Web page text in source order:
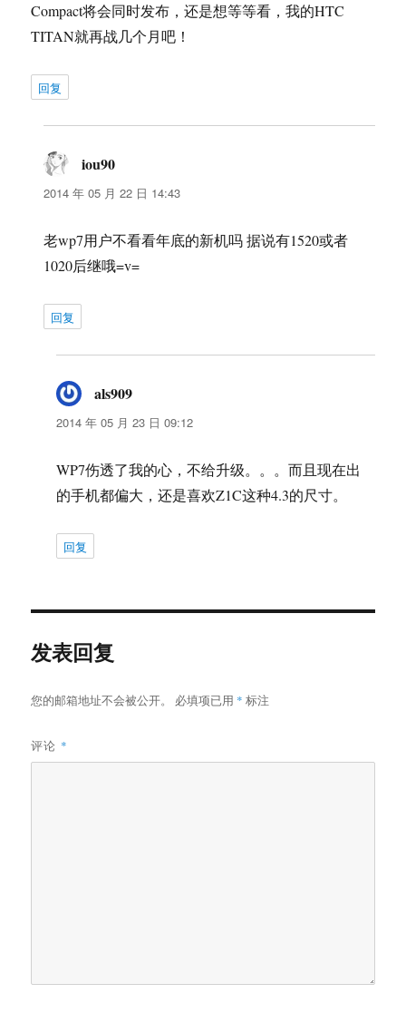
Compact将会同时发布，还是想等等看，我的HTC
TITAN就再战几个月吧！
回复
iou90
道：
2014 年 05 月 22 日 14:43
老wp7用户不看看年底的新机吗 据说有1520或者
1020后继哦=v=
回复
als909
道：
2014 年 05 月 23 日 09:12
WP7伤透了我的心，不给升级。。。而且现在出
的手机都偏大，还是喜欢Z1C这种4.3的尺寸。
回复
发表回复
您的邮箱地址不会被公开。 必填项已用 * 标注
评论 *